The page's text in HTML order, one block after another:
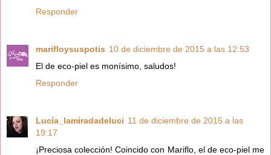
Responder
marifloysuspotis 10 de diciembre de 2015 a las 12:53
El de eco-piel es monísimo, saludos!
Responder
Lucía_lamiradadeluci 11 de diciembre de 2015 a las
19:17
¡Preciosa colección! Coincido con Mariflo, el de eco-piel me